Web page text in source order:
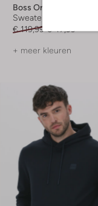
Boss Orange
Sweater
€ 119,99 € 47,99
+ meer kleuren